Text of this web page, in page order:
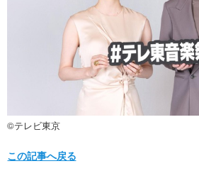
©テレビ東京
この記事へ戻る